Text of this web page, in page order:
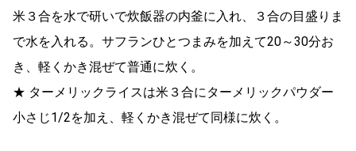
米３合を水で研いで炊飯器の内釜に入れ、３合の目盛りま
で水を入れる。サフランひとつまみを加えて20～30分お
き、軽くかき混ぜて普通に炊く。
★ ターメリックライスは米３合にターメリックパウダー
小さじ1/2を加え、軽くかき混ぜて同様に炊く。